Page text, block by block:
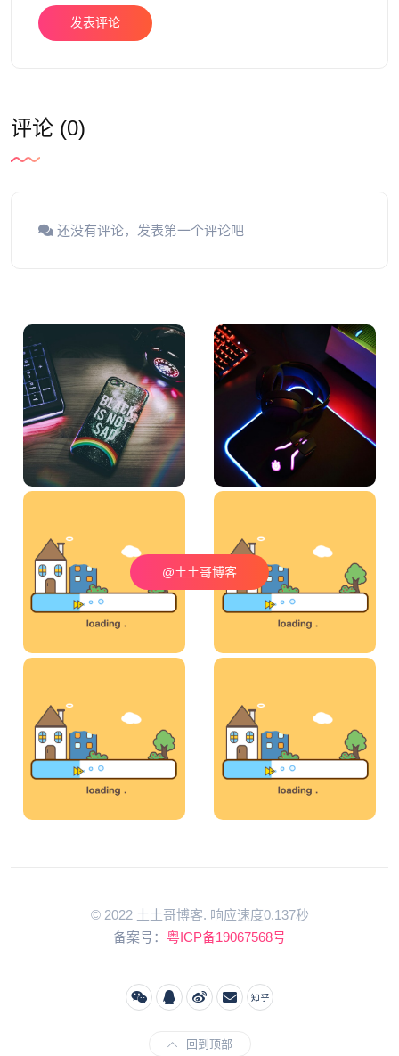
发表评论
评论 (0)
还没有评论，发表第一个评论吧
@土土哥博客
© 2022 土土哥博客. 响应速度0.137秒
备案号： 粤ICP备19067568号
回到顶部